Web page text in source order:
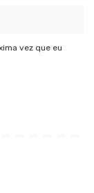
vez que eu